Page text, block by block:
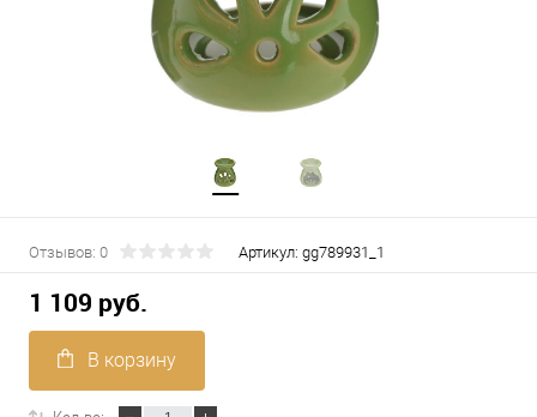
Отзывов: 0 Артикул: gg789931_1
1 109 руб.
В корзину